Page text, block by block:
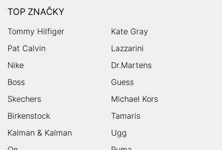
TOP ZNAČKY
Tommy Hilfiger
Kate Gray
Pat Calvin
Lazzarini
Nike
Dr.Martens
Boss
Guess
Skechers
Michael Kors
Birkenstock
Tamaris
Kalman & Kalman
Ugg